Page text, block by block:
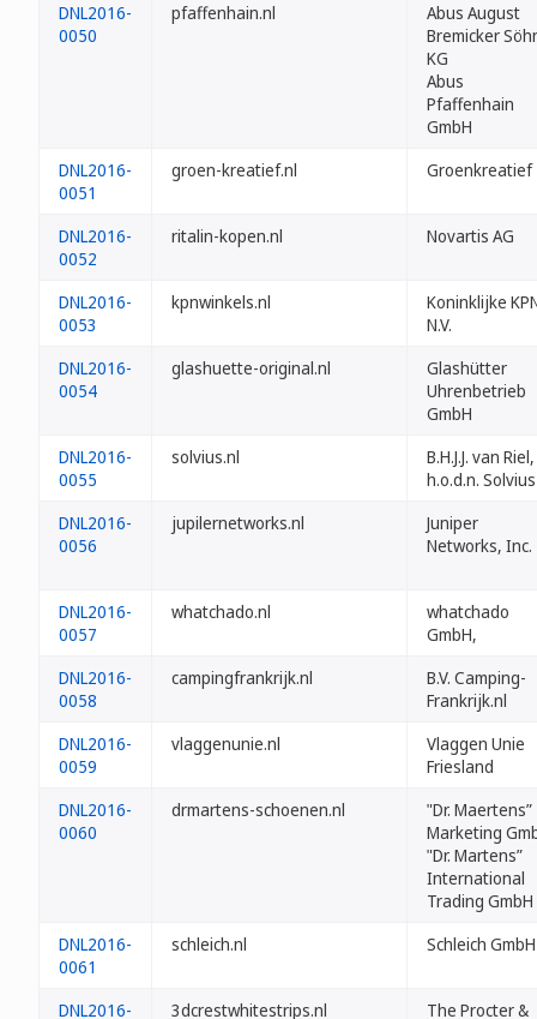
DNL2016-
0050
pfaffenhain.nl
Abus August
Bremicker
KG
Abus
Pfaffenhain
GmbH
DNL2016-
0051
groen-kreatief.nl Groenkreatief
DNL2016-
0052
ritalin-kopen.nl Novartis AG
DNL2016-
0053
kpnwinkels.nl
Koninklijke
N.V.
DNL2016-
0054
glashuette-original.nl
Glashütter
Uhrenbetrieb
GmbH
DNL2016-
0055
solvius.nl
B.H.J.J. van Riel,
h.o.d.n. Solvius
DNL2016-
0056
jupilernetworks.nl
Juniper
Networks, Inc.
DNL2016-
0057
whatchado.nl
whatchado
GmbH,
DNL2016-
0058
campingfrankrijk.nl
B.V. Camping-
Frankrijk.nl
DNL2016-
0059
vlaggenunie.nl
Vlaggen Unie
Friesland
DNL2016-
0060
drmartens-schoenen.nl
"Dr. Maertens”
Marketing
"Dr. Martens”
International
Trading GmbH
DNL2016-
0061
schleich.nl Schleich GmbH
DNL2016-
3dcrestwhitestrips.nl
The Procter &